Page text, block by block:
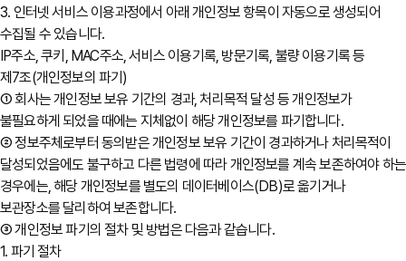
3. 인터넷 서비스 이용과정에서 아래 개인정보 항목이 자동으로 생성되어
수집될 수 있습니다.
IP주소, 쿠키, MAC주소, 서비스 이용기록, 방문기록, 불량 이용기록 등
제7조(개인정보의 파기)
① 회사는 개인정보 보유 기간의 경과, 처리목적 달성 등 개인정보가
불필요하게 되었을 때에는 지체없이 해당 개인정보를 파기합니다.
② 정보주체로부터 동의받은 개인정보 보유 기간이 경과하거나 처리목적이
달성되었음에도 불구하고 다른 법령에 따라 개인정보를 계속 보존하여야 하는
경우에는, 해당 개인정보를 별도의 데이터베이스(DB)로 옮기거나
보관장소를 달리하여 보존합니다.
③ 개인정보 파기의 절차 및 방법은 다음과 같습니다.
1. 파기 절차